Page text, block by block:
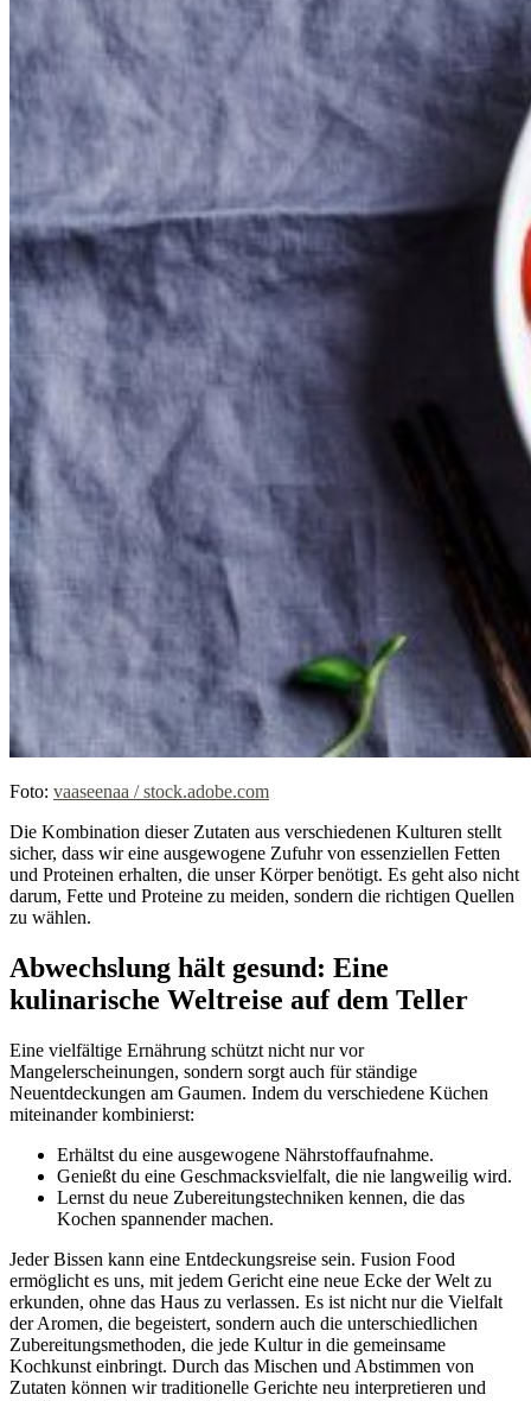
Foto: vaaseenaa / stock.adobe.com
Die Kombination dieser Zutaten aus verschiedenen Kulturen stellt
sicher, dass wir eine ausgewogene Zufuhr von essenziellen Fetten
und Proteinen erhalten, die unser Körper benötigt. Es geht also nicht
darum, Fette und Proteine zu meiden, sondern die richtigen Quellen
zu wählen.
Abwechslung hält gesund: Eine
kulinarische Weltreise auf dem Teller
Eine vielfältige Ernährung schützt nicht nur vor
Mangelerscheinungen, sondern sorgt auch für ständige
Neuentdeckungen am Gaumen. Indem du verschiedene Küchen
miteinander kombinierst:
Erhältst du eine ausgewogene Nährstoffaufnahme.
Genießt du eine Geschmacksvielfalt, die nie langweilig wird.
Lernst du neue Zubereitungstechniken kennen, die das
Kochen spannender machen.
Jeder Bissen kann eine Entdeckungsreise sein. Fusion Food
ermöglicht es uns, mit jedem Gericht eine neue Ecke der Welt zu
erkunden, ohne das Haus zu verlassen. Es ist nicht nur die Vielfalt
der Aromen, die begeistert, sondern auch die unterschiedlichen
Zubereitungsmethoden, die jede Kultur in die gemeinsame
Kochkunst einbringt. Durch das Mischen und Abstimmen von
Zutaten können wir traditionelle Gerichte neu interpretieren und